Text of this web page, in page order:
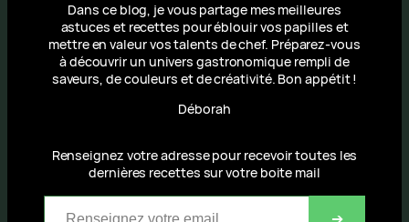
Dans ce blog, je vous partage mes meilleures
astuces et recettes pour éblouir vos papilles et
mettre en valeur vos talents de chef. Préparez-vous
à découvrir un univers gastronomique rempli de
saveurs, de couleurs et de créativité. Bon appétit !
Déborah
Renseignez votre adresse pour recevoir toutes les
dernières recettes sur votre boite mail
Renseignez votre email